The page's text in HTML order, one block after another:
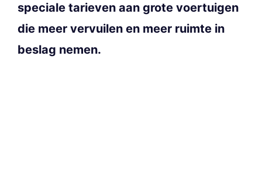
speciale tarieven aan grote voertuigen
die meer vervuilen en meer ruimte in
beslag nemen.